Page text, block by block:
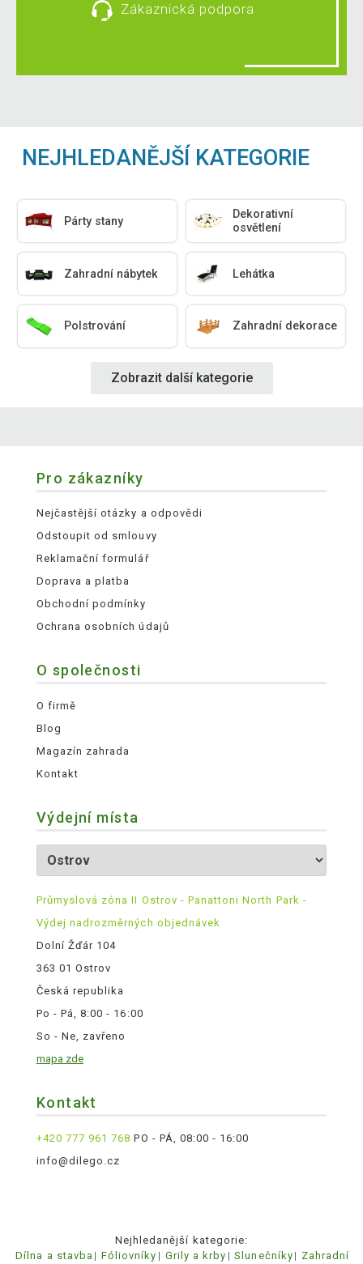
Zákaznická podpora
NEJHLEDANĚJŠÍ KATEGORIE
Párty stany
Dekorativní
osvětlení
Zahradní nábytek Lehátka
Polstrování Zahradní dekorace
Zobrazit další kategorie
Pro zákazníky
Nejčastější otázky a odpovědi
Odstoupit od smlouvy
Reklamační formulář
Doprava a platba
Obchodní podmínky
Ochrana osobních údajů
O společnosti
O firmě
Blog
Magazín zahrada
Kontakt
Výdejní místa
Průmyslová zóna II Ostrov - Panattoni North Park -
Výdej nadrozměrných objednávek
Dolní Žďár 104
363 01 Ostrov
Česká republika
Po - Pá, 8:00 - 16:00
So - Ne, zavřeno
mapa zde
Kontakt
+420 777 961 768 PO - PÁ, 08:00 - 16:00
info@dilego.cz
Nejhledanější kategorie:
Dílna a stavba
Fóliovníky Grily a krby Slunečníky Zahradní